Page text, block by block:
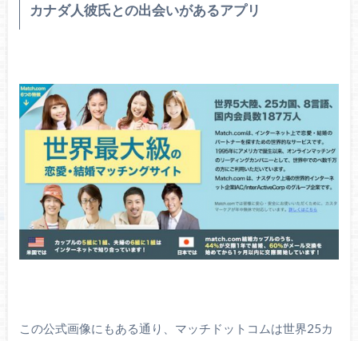
カナダ人彼氏との出会いがあるアプリ
この公式画像にもある通り、マッチドットコムは世界25カ